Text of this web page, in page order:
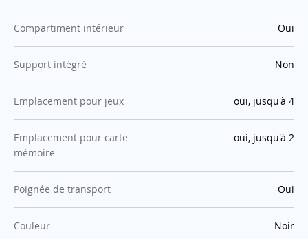
Compartiment intérieur :Oui
Support intégré :Non
Emplacement pour jeux :oui, jusqu'à 4
Emplacement pour carte
mémoire
:oui, jusqu'à 2
Poignée de transport :Oui
Couleur :Noir